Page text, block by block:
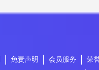
免责声明 会员服务
荣